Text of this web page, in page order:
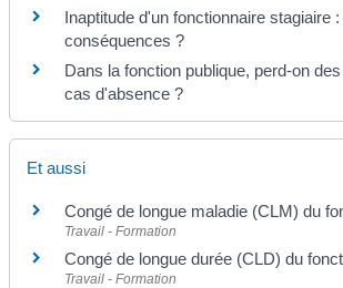
Inaptitude d'un fonctionnaire stagiaire
conséquences ?
Dans la fonction publique, perd-on
cas d'absence ?
Et aussi
Congé de longue maladie (CLM) du
Travail - Formation
Congé de longue durée (CLD) du
Travail - Formation